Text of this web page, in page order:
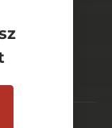
wybór